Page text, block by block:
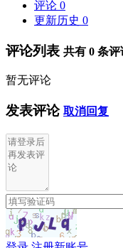
评论 0
更新历史 0
评论列表 共有 0 条评
暂无评论
发表评论 取消回复